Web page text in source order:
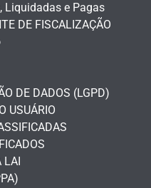
Liquidadas e Pagas
DE FISCALIZAÇÃO
DE DADOS (LGPD)
USUÁRIO
LAI